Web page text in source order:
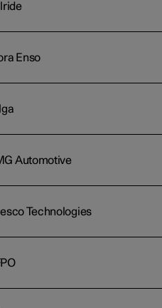
Enso
Automotive
Technologies